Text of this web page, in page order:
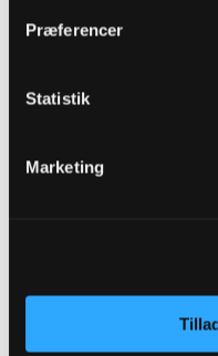
Præferencer
Statistik
Marketing
27-04-2026, 18:00
https://ob.dk/nyheder/2026/